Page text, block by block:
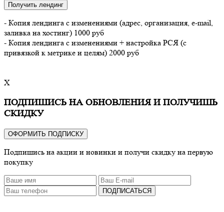
Получить лендинг
- Копия лендинга с изменениями (адрес, организация, e-mail,
заливка на хостинг) 1000 руб
- Копия лендинга с изменениями + настройка РСЯ (с
привязкой к метрике и целям) 2000 руб
X
ПОДПИШИСЬ НА ОБНОВЛЕНИЯ И ПОЛУЧИШЬ
СКИДКУ
ОФОРМИТЬ ПОДПИСКУ
Подпишись на акции и новинки и получи скидку на первую
покупку
ПОДПИСАТЬСЯ